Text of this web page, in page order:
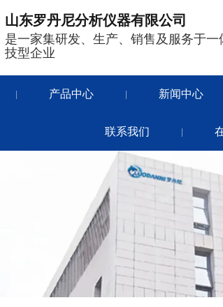
山东罗丹尼分析仪器有限公司
是一家集研发、生产、销售及服务于一
技型企业
| 产品中心 | 新闻中心
联系我们 |